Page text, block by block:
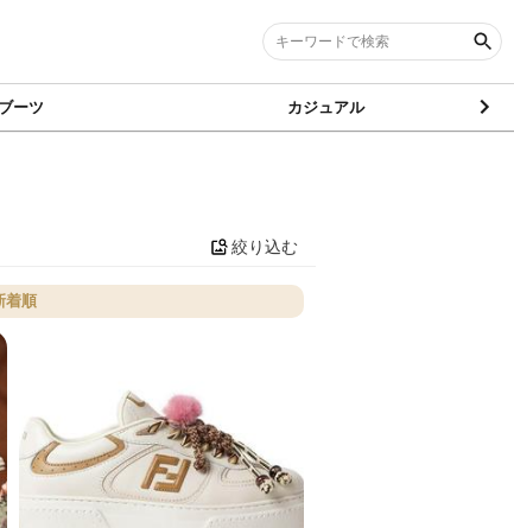
ブーツ カジュアル
絞り込む
着順